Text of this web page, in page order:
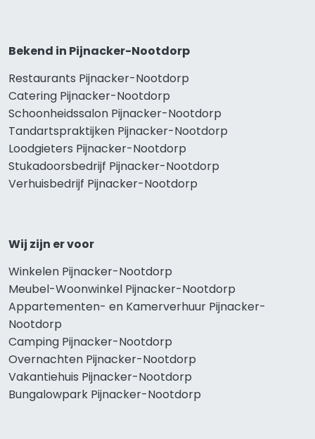
Bekend in Pijnacker-Nootdorp
Restaurants Pijnacker-Nootdorp
Catering Pijnacker-Nootdorp
Schoonheidssalon Pijnacker-Nootdorp
Tandartspraktijken Pijnacker-Nootdorp
Loodgieters Pijnacker-Nootdorp
Stukadoorsbedrijf Pijnacker-Nootdorp
Verhuisbedrijf Pijnacker-Nootdorp
Wij zijn er voor
Winkelen Pijnacker-Nootdorp
Meubel-Woonwinkel Pijnacker-Nootdorp
Appartementen- en Kamerverhuur Pijnacker-
Nootdorp
Camping Pijnacker-Nootdorp
Overnachten Pijnacker-Nootdorp
Vakantiehuis Pijnacker-Nootdorp
Bungalowpark Pijnacker-Nootdorp